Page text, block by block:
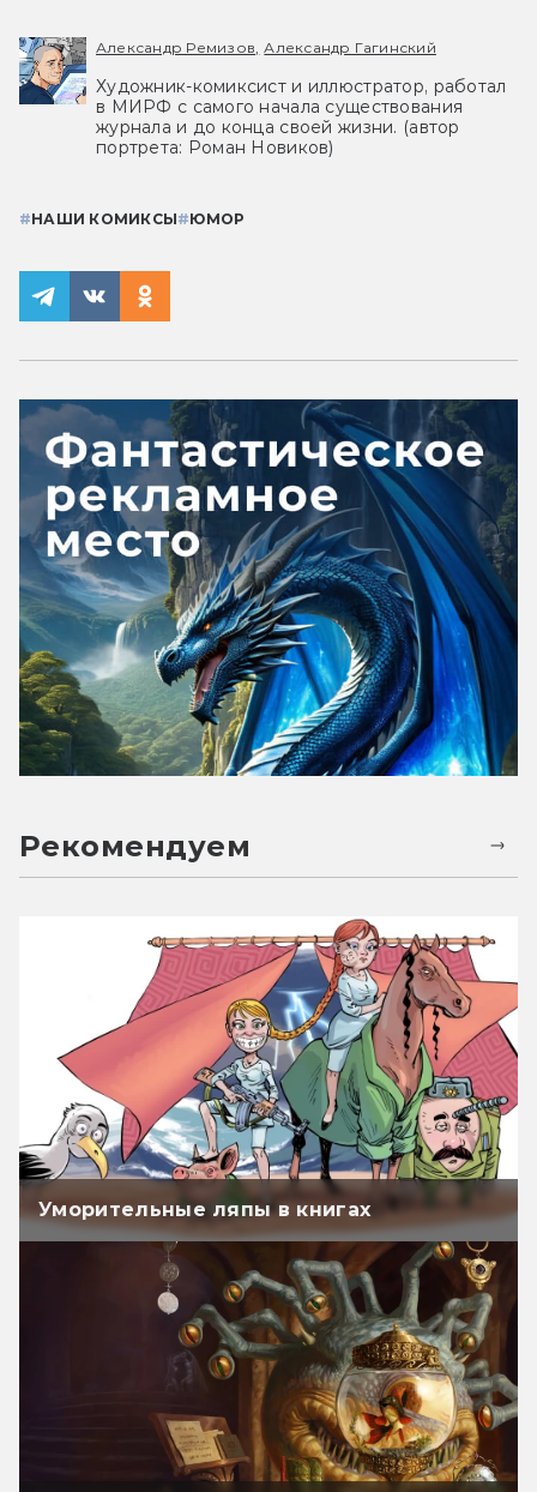
Александр Ремизов, Александр Гагинский
Художник-комиксист и иллюстратор, работал
в МИРФ с самого начала существования
журнала и до конца своей жизни. (автор
портрета: Роман Новиков)
#НАШИ КОМИКСЫ#ЮМОР
Рекомендуем
Уморительные ляпы в книгах